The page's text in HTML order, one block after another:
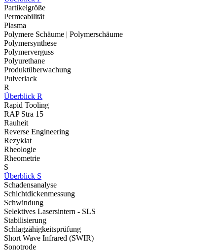
Partikelgröße
Permeabilität
Plasma
Polymere Schäume | Polymerschäume
Polymersynthese
Polymerverguss
Polyurethane
Produktüberwachung
Pulverlack
R
Überblick R
Rapid Tooling
RAP Stra 15
Rauheit
Reverse Engineering
Rezyklat
Rheologie
Rheometrie
S
Überblick S
Schadensanalyse
Schichtdickenmessung
Schwindung
Selektives Lasersintern - SLS
Stabilisierung
Schlagzähigkeitsprüfung
Short Wave Infrared (SWIR)
Sonotrode